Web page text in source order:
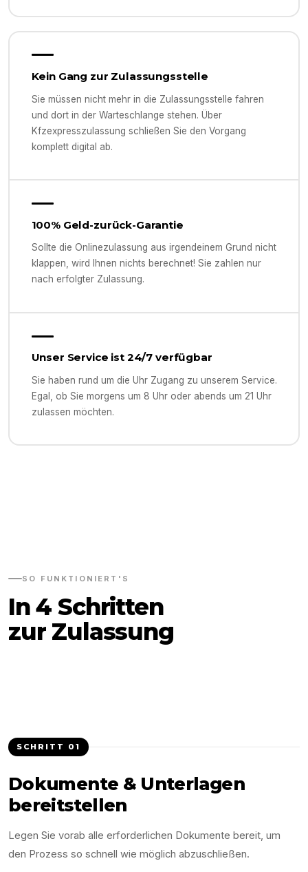
Kein Gang zur Zulassungsstelle
Sie müssen nicht mehr in die Zulassungsstelle fahren
und dort in der Warteschlange stehen. Über
Kfzexpresszulassung schließen Sie den Vorgang
komplett digital ab.
100% Geld-zurück-Garantie
Sollte die Onlinezulassung aus irgendeinem Grund nicht
klappen, wird Ihnen nichts berechnet! Sie zahlen nur
nach erfolgter Zulassung.
Unser Service ist 24/7 verfügbar
Sie haben rund um die Uhr Zugang zu unserem Service.
Egal, ob Sie morgens um 8 Uhr oder abends um 21 Uhr
zulassen möchten.
SO FUNKTIONIERT'S
In 4 Schritten
zur Zulassung
SCHRITT 01
Dokumente & Unterlagen
bereitstellen
Legen Sie vorab alle erforderlichen Dokumente bereit, um
den Prozess so schnell wie möglich abzuschließen.